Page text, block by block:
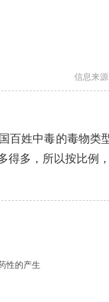
信息来源
百姓中毒的毒物类
得多，所以按比例
性的产生